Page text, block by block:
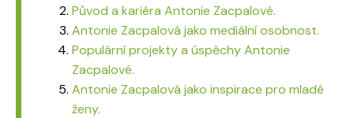
Původ a kariéra Antonie Zacpalové.
Antonie Zacpalová jako mediální osobnost.
Populární projekty a úspěchy Antonie
Zacpalové.
Antonie Zacpalová jako inspirace pro mladé
ženy.